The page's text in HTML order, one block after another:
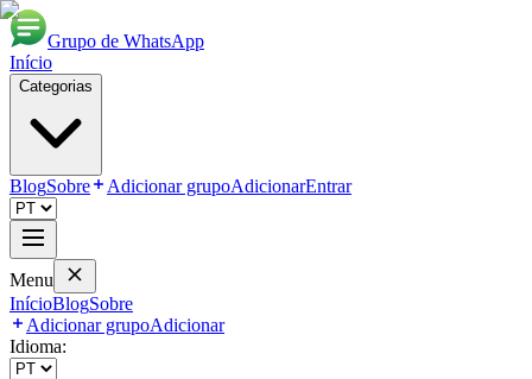
Grupo de WhatsApp
Início
Categorias
BlogSobre Adicionar grupoAdicionarEntrar
Menu
InícioBlogSobre
Adicionar grupoAdicionar
Idioma: